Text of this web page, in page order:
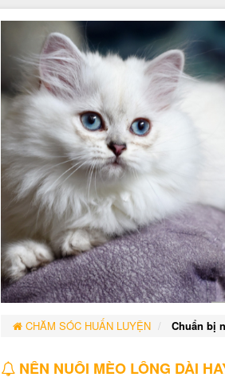
CHĂM SÓC HUẤN LUYỆN Chuẩn bị
NÊN NUÔI MÈO LÔNG DÀI